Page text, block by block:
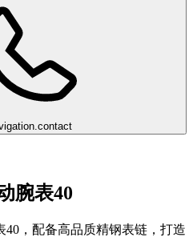
腕表40
，配备高品质精钢表链，打造